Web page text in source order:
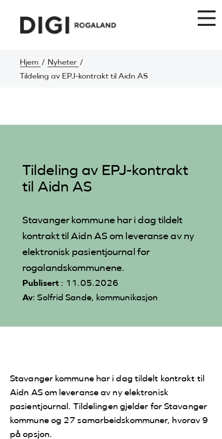
Hjem
Nyheter
Tildeling av EPJ-kontrakt til Aidn AS
Tildeling av EPJ-kontrakt
til Aidn AS
Stavanger kommune har i dag tildelt
kontrakt til Aidn AS om leveranse av ny
elektronisk pasientjournal for
rogalandskommunene.
Publisert: 11.05.2026
Av: Solfrid Sande, kommunikasjon
Stavanger kommune har i dag tildelt kontrakt til
Aidn AS om leveranse av ny elektronisk
pasientjournal. Tildelingen gjelder for Stavanger
kommune og 27 samarbeidskommuner, hvorav 9
på opsjon.